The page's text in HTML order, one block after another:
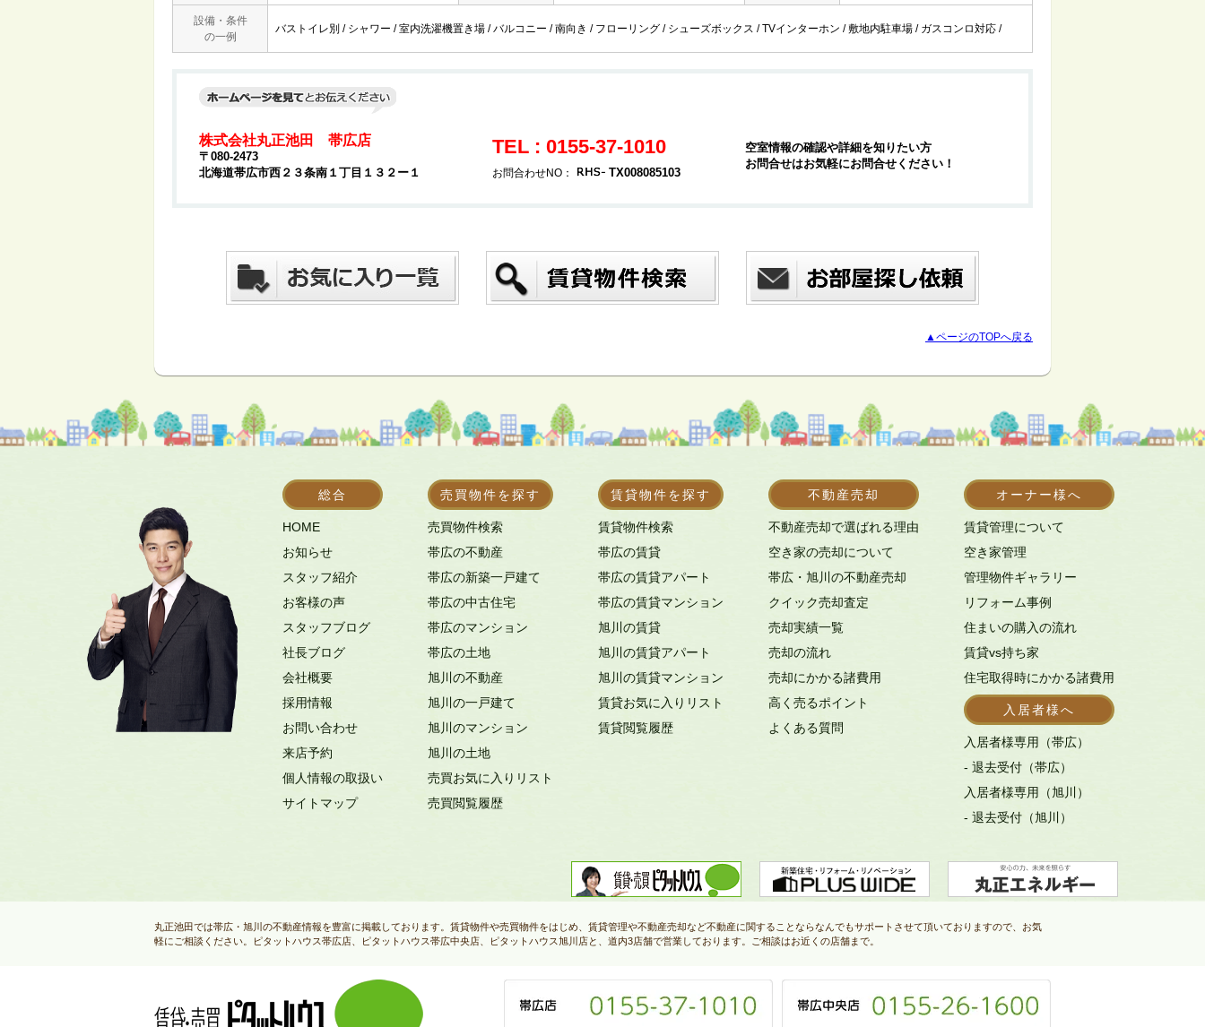
設備・条件
の一例
バストイレ別 / シャワー / 室内洗濯機置き場 / バルコニー / 南向き / フローリング / シューズボックス / TVインターホン / 敷地内駐車場 / ガスコンロ対応 /
株式会社丸正池田 帯広店
〒080-2473
北海道帯広市西２３条南１丁目１３２ー１
TEL : 0155-37-1010
お問合わせNO： TX008085103
空室情報の確認や詳細を知りたい方
お問合せはお気軽にお問合せください！
▲ページのTOPへ戻る
総合
HOME
お知らせ
スタッフ紹介
お客様の声
スタッフブログ
社長ブログ
会社概要
採用情報
お問い合わせ
来店予約
個人情報の取扱い
サイトマップ
売買物件を探す
売買物件検索
帯広の不動産
帯広の新築一戸建て
帯広の中古住宅
帯広のマンション
帯広の土地
旭川の不動産
旭川の一戸建て
旭川のマンション
旭川の土地
売買お気に入りリスト
売買閲覧履歴
賃貸物件を探す
賃貸物件検索
帯広の賃貸
帯広の賃貸アパート
帯広の賃貸マンション
旭川の賃貸
旭川の賃貸アパート
旭川の賃貸マンション
賃貸お気に入りリスト
賃貸閲覧履歴
不動産売却
不動産売却で選ばれる理由
空き家の売却について
帯広・旭川の不動産売却
クイック売却査定
売却実績一覧
売却の流れ
売却にかかる諸費用
高く売るポイント
よくある質問
オーナー様へ
賃貸管理について
空き家管理
管理物件ギャラリー
リフォーム事例
住まいの購入の流れ
賃貸vs持ち家
住宅取得時にかかる諸費用
入居者様へ
入居者様専用（帯広）
- 退去受付（帯広）
入居者様専用（旭川）
- 退去受付（旭川）
丸正池田では帯広・旭川の不動産情報を豊富に掲載しております。賃貸物件や売買物件をはじめ、賃貸管理や不動産売却など不動産に関することならなんでもサポートさせて頂いておりますので、お気
軽にご相談ください。ピタットハウス帯広店、ピタットハウス帯広中央店、ピタットハウス旭川店と、道内3店舗で営業しております。ご相談はお近くの店舗まで。